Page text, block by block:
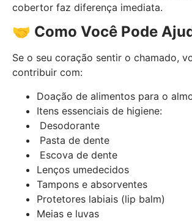
cobertor faz diferença imediata.
🤝 Como Você Pode
Se o seu coração sentir o chamado,
contribuir com:
Doação de alimentos para o
Itens essenciais de higiene:
Desodorante
Pasta de dente
Escova de dente
Lenços umedecidos
Tampons e absorventes
Protetores labiais (lip balm)
Meias e luvas